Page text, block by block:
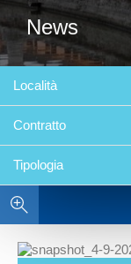
News
Località
Contratto
Tipologia